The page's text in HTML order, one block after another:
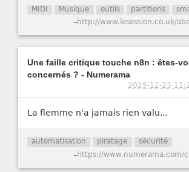
MIDI Musique outils partitions
-
Une faille critique touche n8n : êtes-
concernés ? - Numerama
2025-12-23
La flemme n'a jamais rien valu...
automatisation piratage sécurité
-